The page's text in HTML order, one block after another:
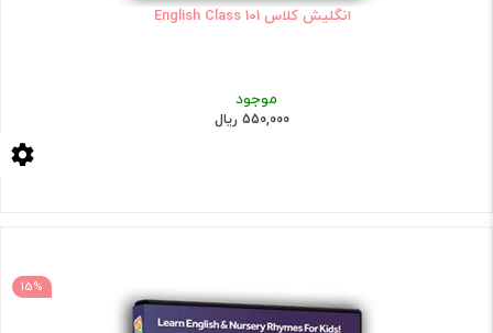
انگلیش کلاس 101 English Class
موجود
550,000 ریال
15%